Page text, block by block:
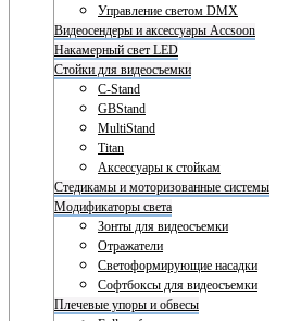
Управление светом DMX
Видеосендеры и аксессуары Accsoon
Накамерный свет LED
Стойки для видеосъемки
C-Stand
GBStand
MultiStand
Titan
Аксессуары к стойкам
Стедикамы и моторизованные системы
Модификаторы света
Зонты для видеосъемки
Отражатели
Светоформирующие насадки
Софтбоксы для видеосъемки
Плечевые упоры и обвесы